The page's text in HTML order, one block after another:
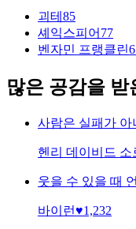
괴테 85
셰익스피어 77
벤자민 프랭클린
많은 공감을 받
사람은 실패가 아
헨리 데이비드 소
웃을 수 있을 때
바이런♥1,232